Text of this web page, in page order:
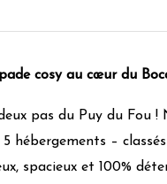
cosy au cœur du
pas du Puy du Fou
hébergements –
spacieux et 100%